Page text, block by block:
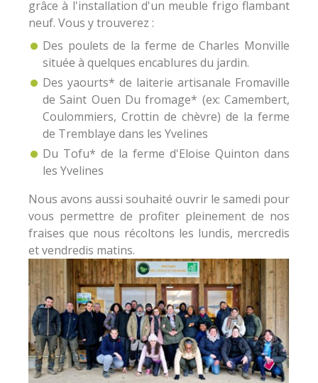
grâce à l'installation d'un meuble frigo flambant
neuf. Vous y trouverez :
Des poulets de la ferme de Charles Monville
située à quelques encablures du jardin.
Des yaourts* de laiterie artisanale Fromaville
de Saint Ouen Du fromage* (ex: Camembert,
Coulommiers, Crottin de chèvre) de la ferme
de Tremblaye dans les Yvelines
Du Tofu* de la ferme d'Eloise Quinton dans
les Yvelines
Nous avons aussi souhaité ouvrir le samedi pour
vous permettre de profiter pleinement de nos
fraises que nous récoltons les lundis, mercredis
et vendredis matins.